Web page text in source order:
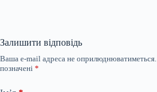
Залишити відповідь
Ваша e-mail адреса не оприлюднюватиметься.
позначені *